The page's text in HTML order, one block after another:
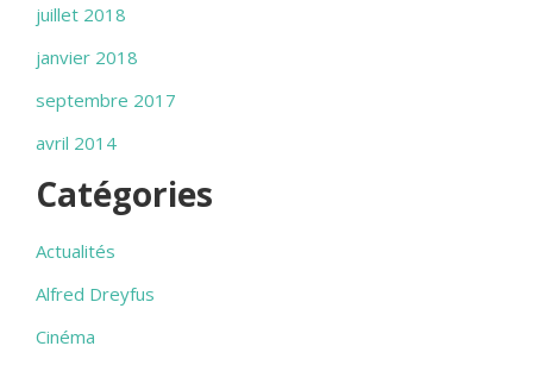
juillet 2018
janvier 2018
septembre 2017
avril 2014
Catégories
Actualités
Alfred Dreyfus
Cinéma